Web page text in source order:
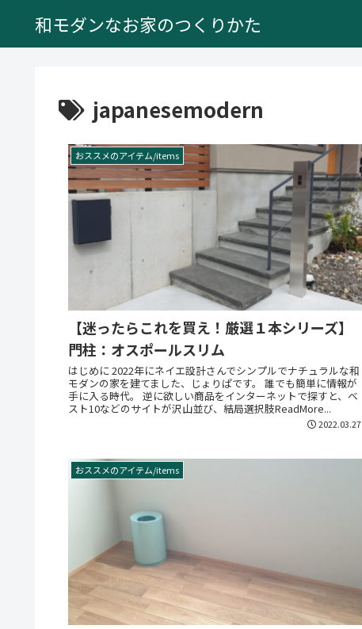
和モダンなお家のつくりかた
japanesemodern
おススメのアイテム/items
【迷ったらこれを買え！厳選１本シリーズ】
門柱：オスポールスリム
はじめに 2022年にネイエ設計さんでシンプルでナチュラルな和
モダンの家を建てました、じょりぱです。 誰でも簡単に情報が
手に入る時代。 逆に欲しい商品をインターネットで探すと、ベ
スト10などのサイトが沢山並び、結局選択肢ReadMore...
2022.03.27
おススメのアイテム/items